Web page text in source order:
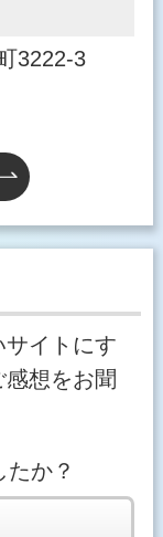
3222-3
イトにす
想をお聞
か？